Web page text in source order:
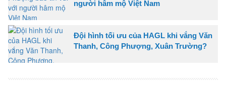
người hâm mộ Việt Nam
Đội hình tối ưu của HAGL khi vắng Văn
Thanh, Công Phượng, Xuân Trường?